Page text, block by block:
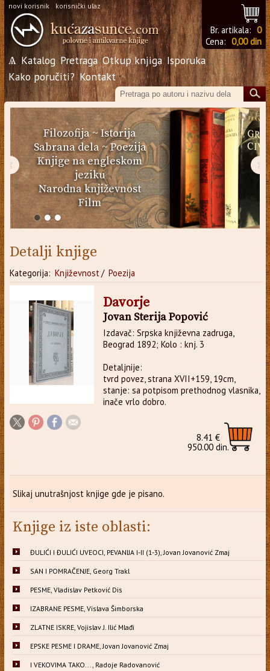
novi korisnik korisnički ulaz
Br. artikala: 0
Cena: 0,00 din
Ѧ Katalog Pretraga Otkup knjiga Isporuka
Kako poručiti? Kontakt
Filozofija~Istorija
Sabrana dela~Poezija
Knjige na engleskom
jeziku
Narodna književnost
Film
‹ ›
Detalji knjige
Kategorija: Književnost/ Poezija
Davorje
Jovan Sterija Popović
Izdavač: Srpska književna zadruga,
Beograd 1892; Kolo : knj. 3
Detaljnije:
tvrd povez, strana XVII+159, 19cm,
stanje: sa potpisom prethodnog vlasnika,
inače vrlo dobro.
8.41 €
950.00 din.
Slikaj unutrašnjost knjige gde je pisano.
Knjige iz iste oblasti:
ĐULIĆI I ĐULIĆI UVEOCI, PEVANIJA I-II (1-3), Jovan Jovanović Zmaj
SAN I POMRAČENJE, Georg Trakl
PESME, Vladislav Petković Dis
IZABRANE PESME, Vislava Šimborska
ZLATNE ISKRE, Vojislav J. Ilić Mlađi
EPSKE PESME I DRAME, Jovan Jovanović Zmaj
I VEKOVIMA TAKO..., Radoje Radovanović